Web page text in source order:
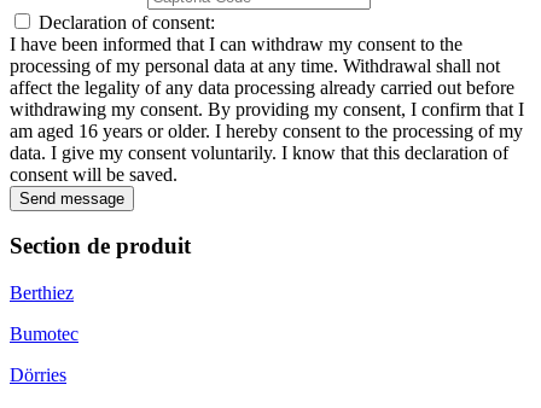
Declaration of consent:
I have been informed that I can withdraw my consent to the
processing of my personal data at any time. Withdrawal shall not
affect the legality of any data processing already carried out before
withdrawing my consent. By providing my consent, I confirm that I
am aged 16 years or older. I hereby consent to the processing of my
data. I give my consent voluntarily. I know that this declaration of
consent will be saved.
Send message
Section de produit
Berthiez
Bumotec
Dörries